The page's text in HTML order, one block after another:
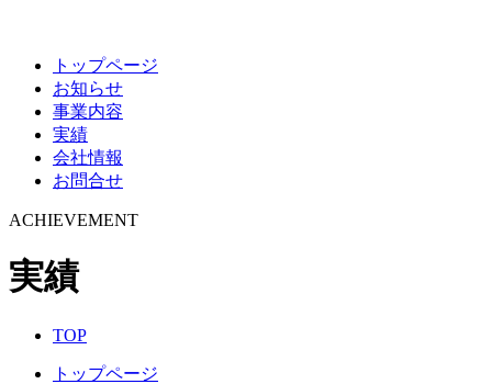
トップページ
お知らせ
事業内容
実績
会社情報
お問合せ
ACHIEVEMENT
実績
TOP
トップページ